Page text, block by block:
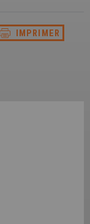
IMPRIMER